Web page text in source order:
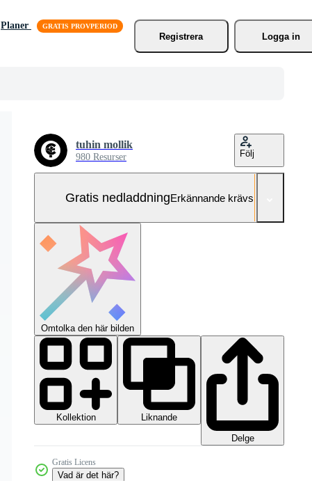
Planer
Registrera
Logga in
tuhin mollik
980 Resurser Följ
Gratis nedladdningErkännande krävs
Omtolka den här bilden
Kollektion
Liknande
Delge
Gratis Licens
Vad är det här?